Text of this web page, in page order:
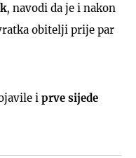
, navodi da je i nakon
obitelji prije par
i prve sijede